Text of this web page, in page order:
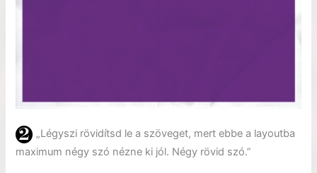
„Légyszi rövidítsd le a szöveget, mert ebbe a layoutba
maximum négy szó nézne ki jól. Négy rövid szó.”